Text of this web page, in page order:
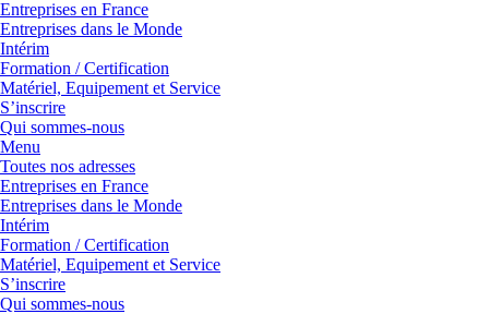
Entreprises en France
Entreprises dans le Monde
Intérim
Formation / Certification
Matériel, Equipement et Service
S’inscrire
Qui sommes-nous
Menu
Toutes nos adresses
Entreprises en France
Entreprises dans le Monde
Intérim
Formation / Certification
Matériel, Equipement et Service
S’inscrire
Qui sommes-nous